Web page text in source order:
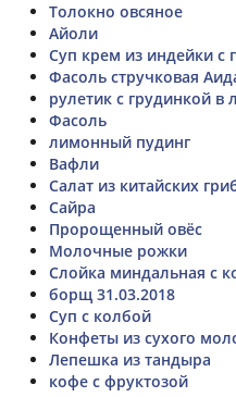
Толокно овсяное
Айоли
Суп крем из индейки с
Фасоль стручковая
рулетик с грудинкой в
Фасоль
лимонный пудинг
Вафли
Салат из китайских
Сайра
Пророщенный овёс
Молочные рожки
Слойка миндальная с
борщ 31.03.2018
Суп с колбой
Конфеты из сухого
Лепешка из тандыра
кофе с фруктозой